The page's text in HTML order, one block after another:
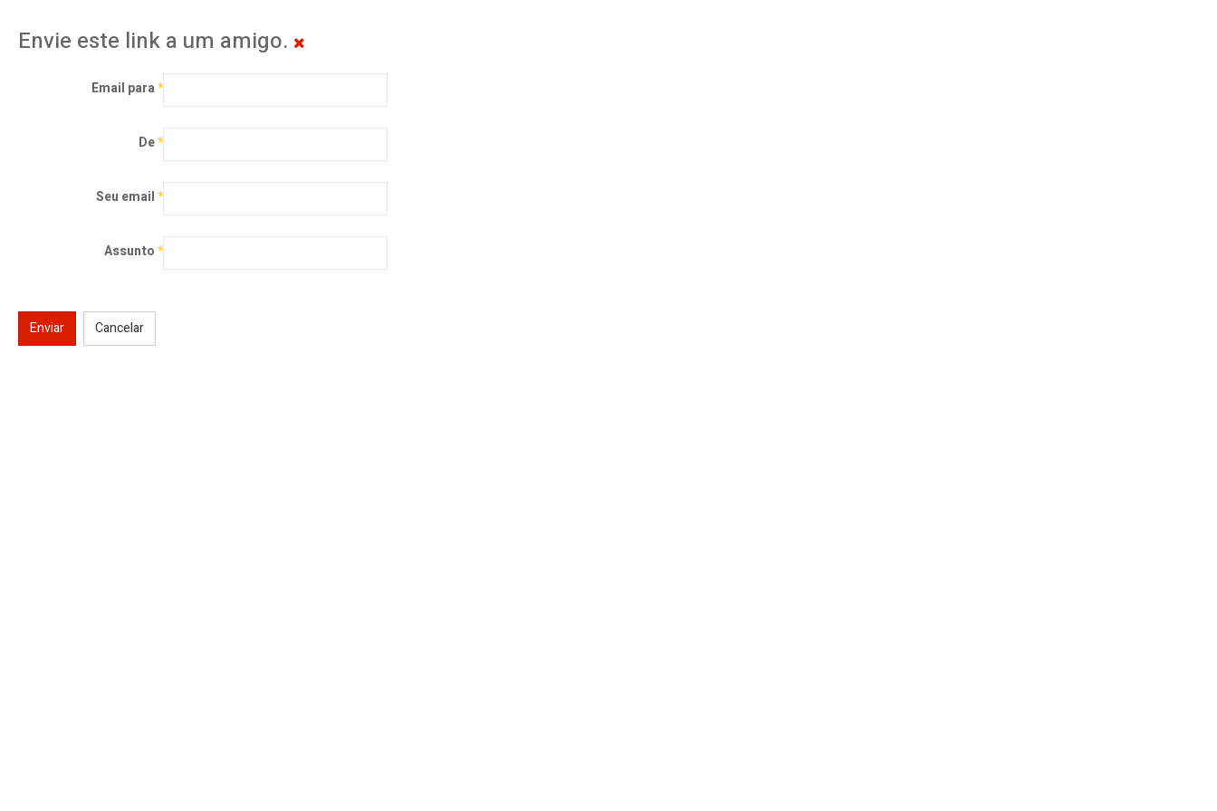
Envie este link a um amigo.
Email para*
De*
Seu email*
Assunto*
Enviar Cancelar